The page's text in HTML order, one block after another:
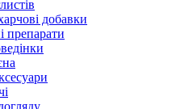
добавки
препарати